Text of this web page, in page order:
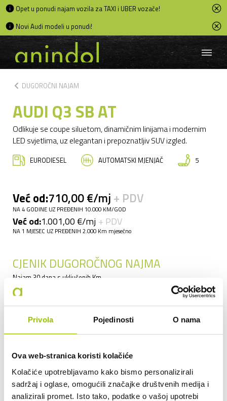
Privola Pojedinosti O nama
Ova web-stranica koristi kolačiće
Kolačiće upotrebljavamo kako bismo personalizirali
sadržaj i oglase, omogućili značajke društvenih medija i
analizirali promet. Isto tako, podatke o vašoj upotrebi
Opet u ponudi najam vozila za TAXI i UBER vozače!
Novi Audi modeli u ponudi!
chevron_left DUGOROČNI NAJAM
AUDI Q3 SB AT
Odlikuje se coupe siluetom, dinamičnim linijama i modernim
LED svjetlima, uz elegantan i prepoznatljiv SUV izgled.
EURODIESEL AUTOMATSKI MJENJAČ 5
Već od:710,00 €/mj + PDV
NA 4 GODINE UZ PREĐENIH 10.000 KM/GOD
Već od:1.001,00 €/mj + PDV
NA 1 MJESEC UZ PREĐENIH 2.000 Km mjesečno
CJENIK DUGOROČNOG NAJMA
Najam 30 dana s uključenih Km
do 2.000
do 2.500
956,00 €+ PDV
do 3.000
1.001,00 € + PDV
do 4.000
1.092,00 €+ PDV
do 5.000
1.138,00 €+ PDV
preko 5.000
0,23 €+ PDVpo svakom Km preko 5.000 Km